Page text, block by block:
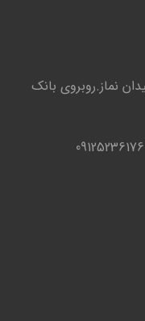
نماز.روبروی بانک